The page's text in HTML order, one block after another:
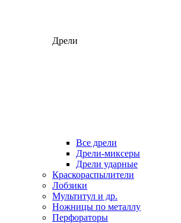
Дрели
Все дрели
Дрели-миксеры
Дрели ударные
Краскораспылители
Лобзики
Мультитул и др.
Ножницы по металлу
Перфораторы